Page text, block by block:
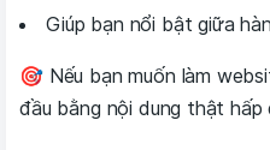
Giúp bạn nổi bật giữa
🎯 Nếu bạn muốn làm
đầu bằng nội dung thật hấp